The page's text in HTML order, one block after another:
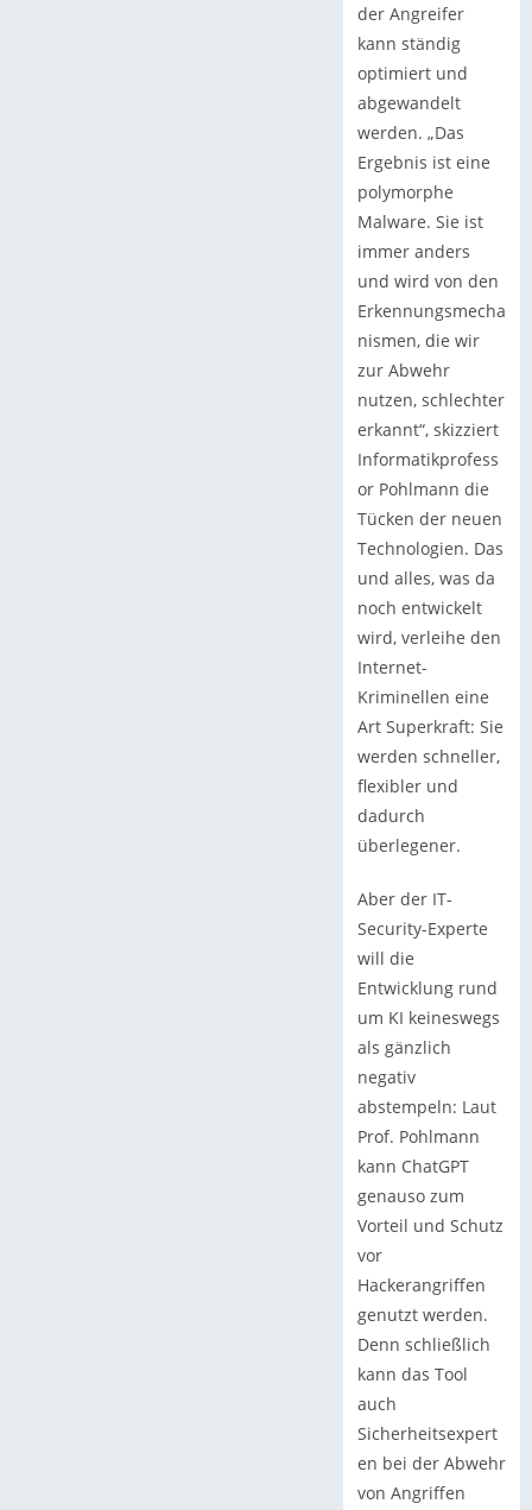
der Angreifer
kann ständig
optimiert und
abgewandelt
werden. „Das
Ergebnis ist eine
polymorphe
Malware. Sie ist
immer anders
und wird von den
Erkennungsmecha
nismen, die wir
zur Abwehr
nutzen, schlechter
erkannt“, skizziert
Informatikprofess
or Pohlmann die
Tücken der neuen
Technologien. Das
und alles, was da
noch entwickelt
wird, verleihe den
Internet-
Kriminellen eine
Art Superkraft: Sie
werden schneller,
flexibler und
dadurch
überlegener.
Aber der IT-
Security-Experte
will die
Entwicklung rund
um KI keineswegs
als gänzlich
negativ
abstempeln: Laut
Prof. Pohlmann
kann ChatGPT
genauso zum
Vorteil und Schutz
vor
Hackerangriffen
genutzt werden.
Denn schließlich
kann das Tool
auch
Sicherheitsexpert
en bei der Abwehr
von Angriffen